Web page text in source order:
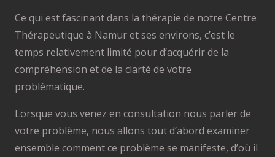
Ce qui est fascinant dans la thérapie de notre Centre
Thérapeutique à Namur et ses environs, c’est le
temps relativement limité pour d’acquérir de la
compréhension et de la clarté de votre
problématique.
Lorsque vous venez en consultation nous parler de
votre problème, nous allons tout d’abord examiner
ensemble comment ce problème se manifeste, d’où il